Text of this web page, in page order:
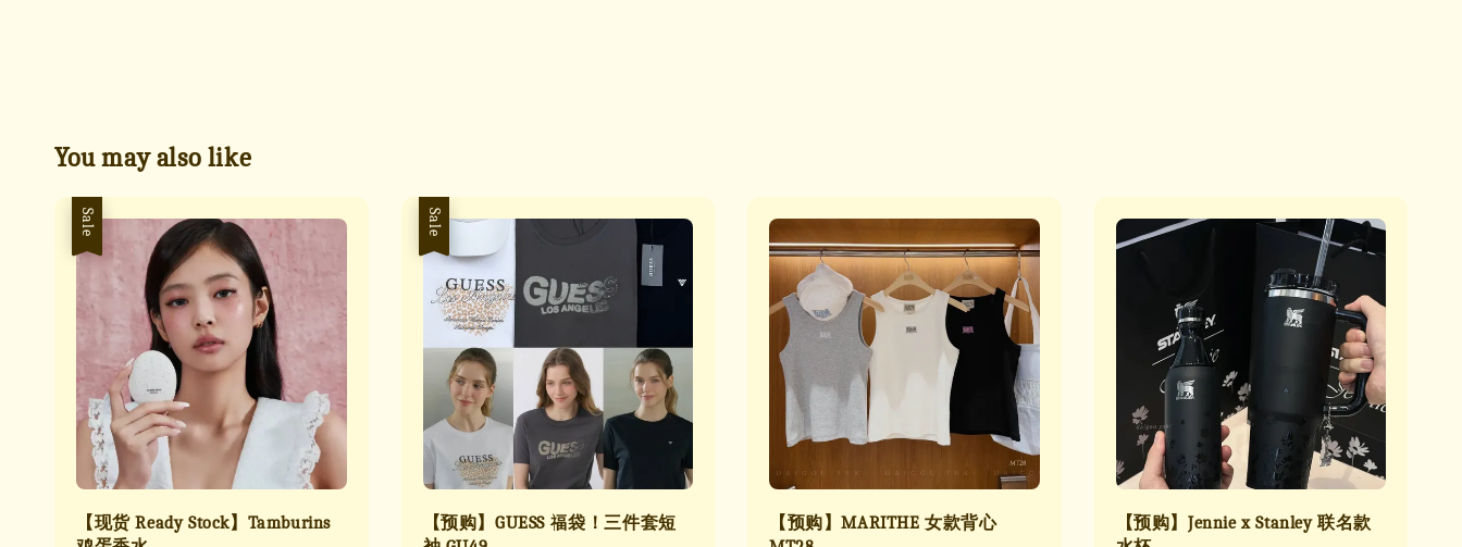
You may also like
Sale
【现货 Ready Stock】Tamburins
Sale
【预购】GUESS 福袋！三件套短
【预购】MARITHE 女款背心
【预购】Jennie x Stanley 联名款